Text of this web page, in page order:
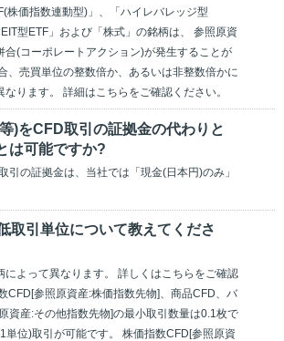
株価指数連動型)」、「ハイレバレッジ型
型ETF」および「株式」の銘柄は、 参照原資
合(コーポレートアクション)が発生することが
、売買単位の整数倍か、あるいは非整数倍かに
なります。 詳細はこちらをご確認ください。
)をCFD取引の証拠金の代わりと
は可能ですか?
引の証拠金は、当社では「現金(日本円)のみ」
取引単位について教えてくださ
によって異なります。 詳しくはこちらをご確認
CFD[参照原資産:株価指数先物]、商品CFD、バ
資産:その他指数先物]の最小取引数量は0.1枚で
位)取引が可能です。 株価指数CFD[参照原資